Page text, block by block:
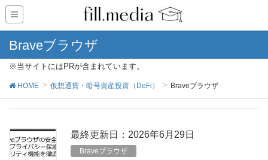
Braveブラウザ
※当サイトにはPRが含まれています。
HOME 仮想通貨・暗号資産投資（DeFi） Braveブラウザ
最終更新日：2026年6月29日
Braveブラウザ